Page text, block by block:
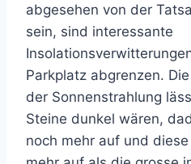
abgesehen von der
sein, sind interessante
Parkplatz abgrenzen.
der Sonnenstrahlung
Steine dunkel wären,
noch mehr auf und